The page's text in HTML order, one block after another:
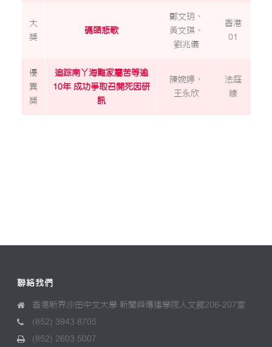
大
獎
碼頭悲歌
鄭文玥、
黃文琪、
劉兆儀
香港
01
優
異
獎
追踪南丫海難家屬苦等逾
10年 成功爭取召開死因研
訊
陳婉婷、
王永欣
法庭
線
聯絡我們
香港新界沙田中文大學 新聞與傳播學院人文館206-207室
(852) 3943 8705
(852) 2603 5007